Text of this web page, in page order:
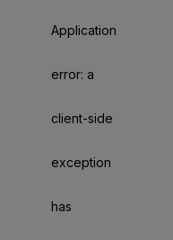
Application
error: a
client-side
exception
has